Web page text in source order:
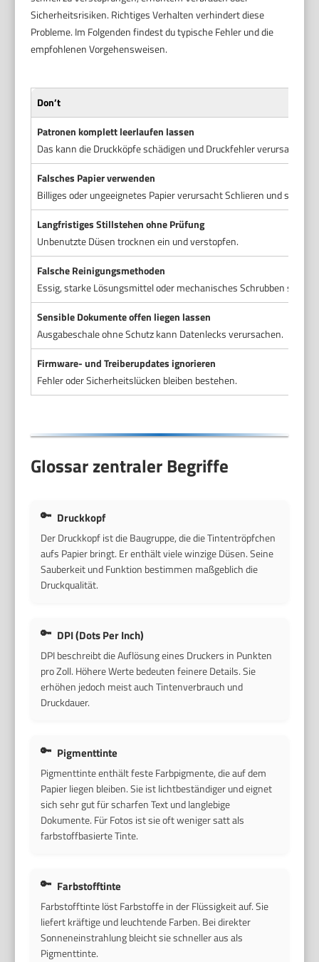
Sicherheitsrisiken. Richtiges Verhalten verhindert diese
Probleme. Im Folgenden findest du typische Fehler und die
empfohlenen Vorgehensweisen.
Don’t
Patronen komplett leerlaufen lassen
Das kann die Druckköpfe schädigen und Druckfehler verursachen.
Falsches Papier verwenden
Billiges oder ungeeignetes Papier verursacht Schlieren und
Langfristiges Stillstehen ohne Prüfung
Unbenutzte Düsen trocknen ein und verstopfen.
Falsche Reinigungsmethoden
Essig, starke Lösungsmittel oder mechanisches Schrubben
Sensible Dokumente offen liegen lassen
Ausgabeschale ohne Schutz kann Datenlecks verursachen.
Firmware- und Treiberupdates ignorieren
Fehler oder Sicherheitslücken bleiben bestehen.
Glossar zentraler Begriffe
Druckkopf
Der Druckkopf ist die Baugruppe, die die Tintentröpfchen
aufs Papier bringt. Er enthält viele winzige Düsen. Seine
Sauberkeit und Funktion bestimmen maßgeblich die
Druckqualität.
DPI (Dots Per Inch)
DPI beschreibt die Auflösung eines Druckers in Punkten
pro Zoll. Höhere Werte bedeuten feinere Details. Sie
erhöhen jedoch meist auch Tintenverbrauch und
Druckdauer.
Pigmenttinte
Pigmenttinte enthält feste Farbpigmente, die auf dem
Papier liegen bleiben. Sie ist lichtbeständiger und eignet
sich sehr gut für scharfen Text und langlebige
Dokumente. Für Fotos ist sie oft weniger satt als
farbstoffbasierte Tinte.
Farbstofftinte
Farbstofftinte löst Farbstoffe in der Flüssigkeit auf. Sie
liefert kräftige und leuchtende Farben. Bei direkter
Sonneneinstrahlung bleicht sie schneller aus als
Pigmenttinte.